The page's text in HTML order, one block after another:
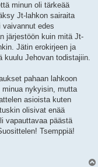
minun oli tärkeää
Jt-lahkon sairaita
edes
järjestöön kuin mitä Jt-
Jätin erokirjeen ja
kuulu Jehovan todistajiin.
pahaan lahkoon
nykyisin, mutta
asioista kuten
olisivat enää
vapauttavaa päästä
Tsemppiä!